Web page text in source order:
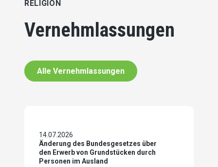
RELIGION
Vernehmlassungen
Alle Vernehmlassungen
14.07.2026
Änderung des Bundesgesetzes über
den Erwerb von Grundstücken durch
Personen im Ausland